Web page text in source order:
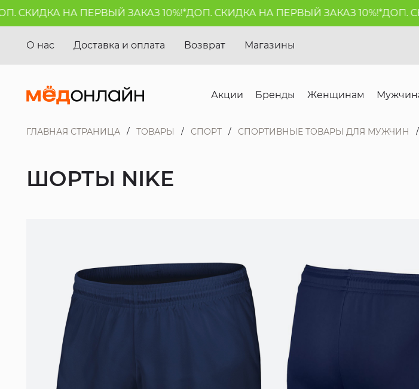
НА ПЕРВЫЙ ЗАКАЗ 10%!*ДОП. СКИДКА НА ПЕРВЫЙ ЗАКАЗ 10%!*ДОП.
О нас Доставка и оплата Возврат Магазины
Акции Бренды Женщинам
ГЛАВНАЯ СТРАНИЦА ТОВАРЫ СПОРТ СПОРТИВНЫЕ ТОВАРЫ ДЛЯ МУЖЧИН
ШОРТЫ NIKE